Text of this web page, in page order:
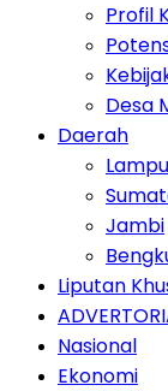
Profil
Desa
Daerah
Jambi
Liputan
Nasional
Ekonomi